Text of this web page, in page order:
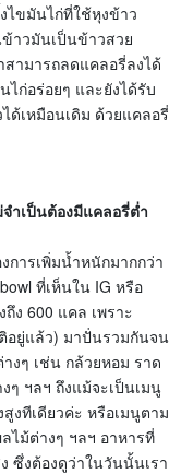
ไขมันไก่ที่ใช้หุงข้าว
าวมันเป็นข้าวสวย
สามารถลดแคลอรี่ลงได้
ก่อร่อยๆ และยังได้รับ
ด้เหมือนเดิม ด้วยแคลอรี่
ำเป็นต้องมีแคลอรี่ต่ำ
ารเพิ่มน้ำหนักมากกว่า
ที่เห็นใน IG หรือ
ง 600 แคล เพราะ
อยู่แล้ว) มาปั่นรวมกันจน
งๆ เช่น กล้วยหอม ราด
ๆ ฯลฯ ถึงแม้จะเป็นเมนู
งทีเดียวค่ะ หรือเมนูตาม
ไม้ต่างๆ ฯลฯ อาหารที่
ซึ่งต้องดูว่าในวันนั้นเรา